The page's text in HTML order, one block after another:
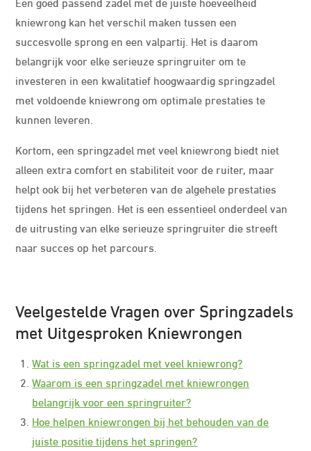
kniewrong kan het verschil maken tussen een
succesvolle sprong en een valpartij. Het is daarom
belangrijk voor elke serieuze springruiter om te
investeren in een kwalitatief hoogwaardig springzadel
met voldoende kniewrong om optimale prestaties te
kunnen leveren.
Kortom, een springzadel met veel kniewrong biedt niet
alleen extra comfort en stabiliteit voor de ruiter, maar
helpt ook bij het verbeteren van de algehele prestaties
tijdens het springen. Het is een essentieel onderdeel van
de uitrusting van elke serieuze springruiter die streeft
naar succes op het parcours.
Veelgestelde Vragen over Springzadels
met Uitgesproken Kniewrongen
Wat is een springzadel met veel kniewrong?
Waarom is een springzadel met kniewrongen
belangrijk voor een springruiter?
Hoe helpen kniewrongen bij het behouden van de
juiste positie tijdens het springen?